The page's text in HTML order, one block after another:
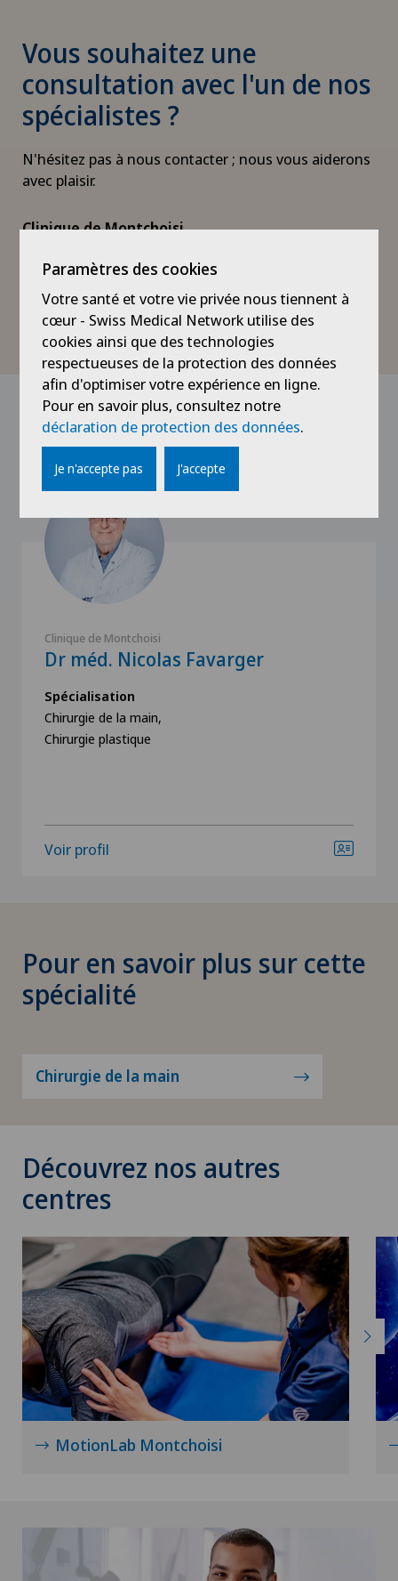
Vous souhaitez une
consultation avec l'un de nos
spécialistes ?
N'hésitez pas à nous contacter ; nous vous aiderons
avec plaisir.
Clinique de Montchoisi
1006 Lausanne
+41 21 619 39 39
Nos spécialistes
Clinique de Montchoisi
Dr méd. Nicolas Favarger
Spécialisation
Chirurgie de la main,
Chirurgie plastique
Voir profil
Pour en savoir plus sur cette
spécialité
Chirurgie de la main
Découvrez nos autres
centres
MotionLab Montchoisi
Paramètres des cookies
Votre santé et votre vie privée nous tiennent à
cœur - Swiss Medical Network utilise des
cookies ainsi que des technologies
respectueuses de la protection des données
afin d'optimiser votre expérience en ligne.
Pour en savoir plus, consultez notre
déclaration de protection des données.
Je n'accepte pas J'accepte